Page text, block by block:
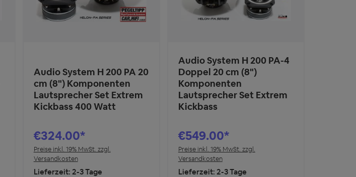
Audio System H 200 PA 20
cm (8") Komponenten
Lautsprecher Set Extrem
Kickbass 400 Watt
€324.00*
Preise inkl. 19% MwSt. zzgl.
Versandkosten
Lieferzeit: 2-3 Tage
Audio System H 200 PA-4
Doppel 20 cm (8")
Komponenten
Lautsprecher Set Extrem
Kickbass
€549.00*
Preise inkl. 19% MwSt. zzgl.
Versandkosten
Lieferzeit: 2-3 Tage